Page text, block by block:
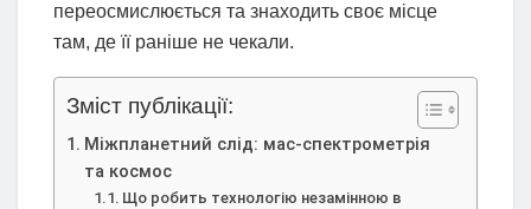
переосмислюється та знаходить своє місце
там, де її раніше не чекали.
Зміст публікації:
Міжпланетний слід: мас-спектрометрія
та космос
Що робить технологію незамінною в